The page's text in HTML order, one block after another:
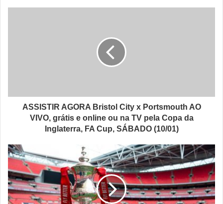
ASSISTIR AGORA Bristol City x Portsmouth AO
VIVO, grátis e online ou na TV pela Copa da
Inglaterra, FA Cup, SÁBADO (10/01)